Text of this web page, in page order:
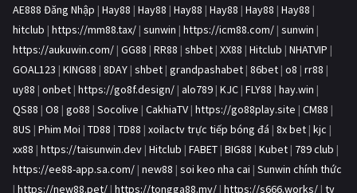
AE888 Đăng Nhập | Hay88 | Hay88 | Hay88 | Hay88 | Hay88 | Hay88 |
hitclub | https://mm88.tax/ | sunwin | https://icm88.com/ | sunwin |
https://aukuwin.com/ | GG88 | RR88 | shbet | XX88 | Hitclub | NHATVIP |
GOAL123 | KING88 | 8DAY | shbet | grandpashabet | 86bet | o8 | rr88 |
uy88 | onbet | https://go8f.design/ | alo789 | KJC | FLY88 | hay.win |
QS88 | O8 | go88 | Socolive | CakhiaTV | https://go88play.site | CM88 |
8US | Phim Moi | TD88 | TD88 | xoilactv trực tiếp bóng đá | 8x bet | kjc |
xx88 | https://taisunwin.dev | Hitclub | FABET | BIG88 | Kubet | 789 club |
https://ee88-app.sa.com/ | new88 | soi keo nha cai | Sunwin chính thức
| https://new88.pet/ | https://tongga88.my/ | https://s666.works/ | ty